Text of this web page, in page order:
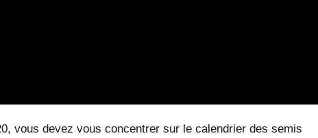
vous devez vous concentrer sur le calendrier des semis